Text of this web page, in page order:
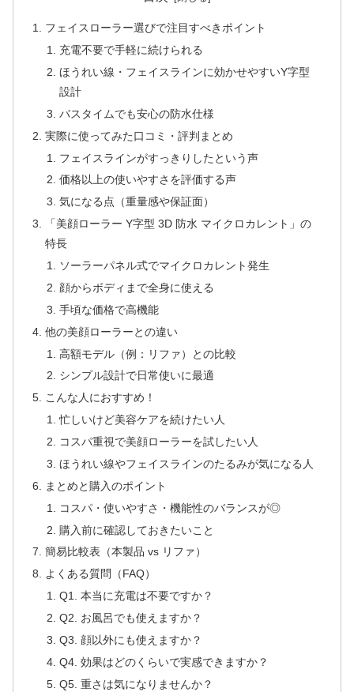
フェイスローラー選びで注目すべきポイント
充電不要で手軽に続けられる
ほうれい線・フェイスラインに効かせやすいY字型
設計
バスタイムでも安心の防水仕様
実際に使ってみた口コミ・評判まとめ
フェイスラインがすっきりしたという声
価格以上の使いやすさを評価する声
気になる点（重量感や保証面）
「美顔ローラー Y字型 3D 防水 マイクロカレント」の
特長
ソーラーパネル式でマイクロカレント発生
顔からボディまで全身に使える
手頃な価格で高機能
他の美顔ローラーとの違い
高額モデル（例：リファ）との比較
シンプル設計で日常使いに最適
こんな人におすすめ！
忙しいけど美容ケアを続けたい人
コスパ重視で美顔ローラーを試したい人
ほうれい線やフェイスラインのたるみが気になる人
まとめと購入のポイント
コスパ・使いやすさ・機能性のバランスが◎
購入前に確認しておきたいこと
簡易比較表（本製品 vs リファ）
よくある質問（FAQ）
Q1. 本当に充電は不要ですか？
Q2. お風呂でも使えますか？
Q3. 顔以外にも使えますか？
Q4. 効果はどのくらいで実感できますか？
Q5. 重さは気になりませんか？